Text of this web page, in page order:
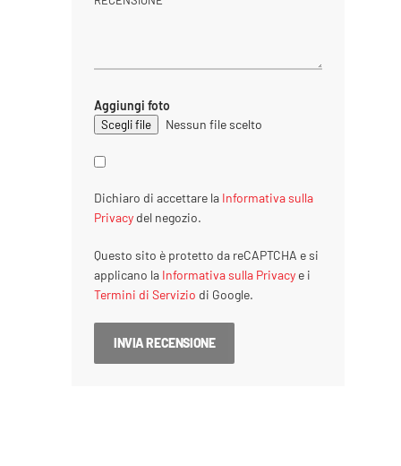
Aggiungi foto
Nessun file scelto
Dichiaro di accettare la Informativa sulla
Privacy del negozio.
Questo sito è protetto da reCAPTCHA e si
applicano la Informativa sulla Privacy e i
Termini di Servizio di Google.
INVIA RECENSIONE